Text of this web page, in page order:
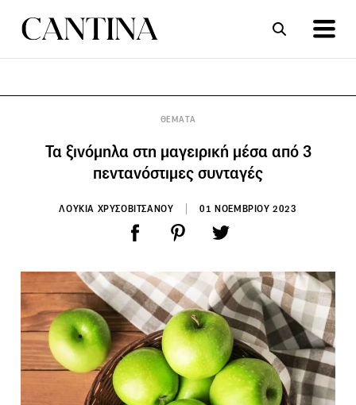
ΘΕΜΑΤΑ
Τα ξινόμηλα στη μαγειρική μέσα από 3
πεντανόστιμες συνταγές
ΛΟΥΚΙΑ ΧΡΥΣΟΒΙΤΣΑΝΟΥ 01 ΝΟΕΜΒΡΙΟΥ 2023